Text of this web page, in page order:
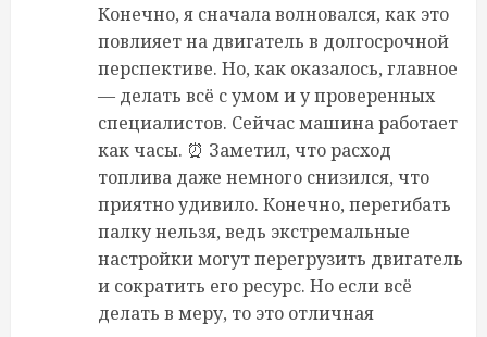
Конечно, я сначала волновался, как это
повлияет на двигатель в долгосрочной
перспективе. Но, как оказалось, главное
— делать всё с умом и у проверенных
специалистов. Сейчас машина работает
как часы. ⏰ Заметил, что расход
топлива даже немного снизился, что
приятно удивило. Конечно, перегибать
палку нельзя, ведь экстремальные
настройки могут перегрузить двигатель
и сократить его ресурс. Но если всё
делать в меру, то это отличная